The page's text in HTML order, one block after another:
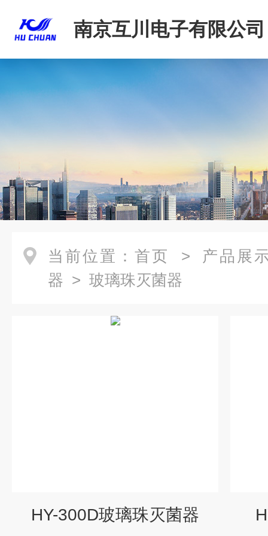
南京互川电子有限公司
当前位置： 首页 > 产品展
器 > 玻璃珠灭菌器
HY-300D玻璃珠灭菌器